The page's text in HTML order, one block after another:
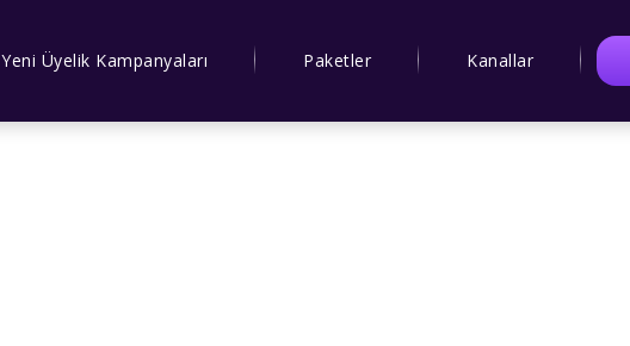
Yeni Üyelik Kampanyaları Paketler Kanallar